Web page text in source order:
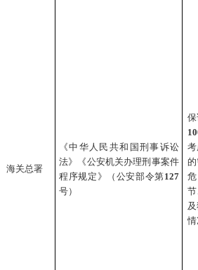
海关总署
《中华人民共和国刑事诉讼
法》《公安机关办理刑事案件
程序规定》（公安部令第127
号）